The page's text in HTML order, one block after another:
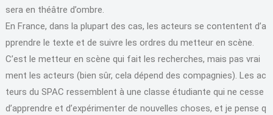
sera en théâtre d’ombre.
En France, dans la plupart des cas, les acteurs se contentent d’a
pprendre le texte et de suivre les ordres du metteur en scène.
C’est le metteur en scène qui fait les recherches, mais pas vrai
ment les acteurs (bien sûr, cela dépend des compagnies). Les ac
teurs du SPAC ressemblent à une classe étudiante qui ne cesse
d’apprendre et d’expérimenter de nouvelles choses, et je pense q